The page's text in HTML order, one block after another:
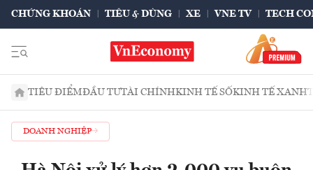
CHỨNG KHOÁN TIÊU & DÙNG XE VNE TV TECH
TIÊU ĐIỂMĐẦU TƯTÀI CHÍNHKINH TẾ SỐKINH TẾ XANH
DOANH NGHIỆP